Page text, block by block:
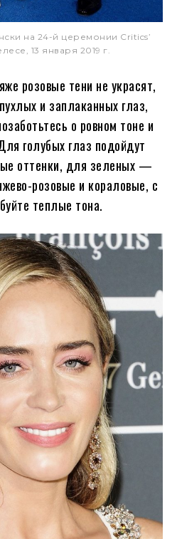
на 24-й церемонии Critics’
13 января 2019 г.
розовые тени не украсят,
и заплаканных глаз,
о ровном тоне и
голубых глаз подойдут
оттенки, для зеленых —
розовые и кораловые, с
теплые тона.